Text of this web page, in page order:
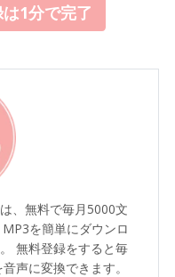
1分で完了
、無料で毎月5000文
を簡単にダウンロ
無料登録をすると毎
声に変換できます。